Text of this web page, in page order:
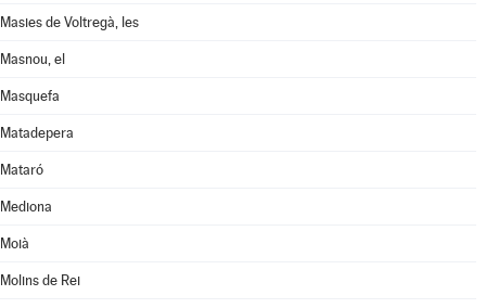
Masies de Voltregà, les
Masnou, el
Masquefa
Matadepera
Mataró
Mediona
Moià
Molins de Rei